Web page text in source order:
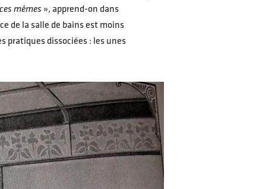
mêmes », apprend-on dans
de la salle de bains est moins
pratiques dissociées : les unes